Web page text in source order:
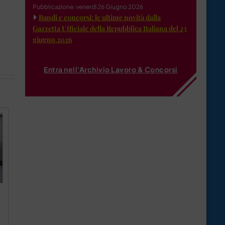
Pubblicazione: venerdì 26 Giugno 2026
Bandi e concorsi: le ultime novità dalla
Gazzetta Ufficiale della Repubblica Italiana del 23
giugno 2026
Entra nell'Archivio Lavoro & Concorsi